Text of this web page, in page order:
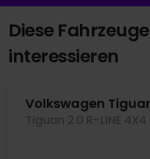
Diese
interessieren
Volkswagen